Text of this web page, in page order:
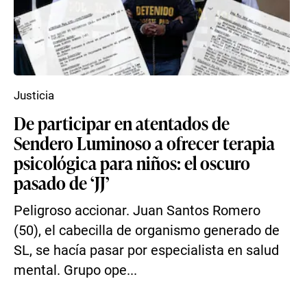
De participar en atentados de
Sendero Luminoso a ofrecer terapia
psicológica para niños: el oscuro
pasado de ‘JJ’
Peligroso accionar. Juan Santos Romero
(50), el cabecilla de organismo generado de
SL, se hacía pasar por especialista en salud
mental. Grupo ope...
Justicia